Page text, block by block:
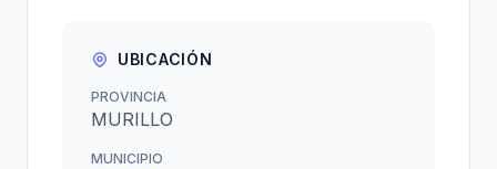
UBICACIÓN
PROVINCIA
MURILLO
MUNICIPIO